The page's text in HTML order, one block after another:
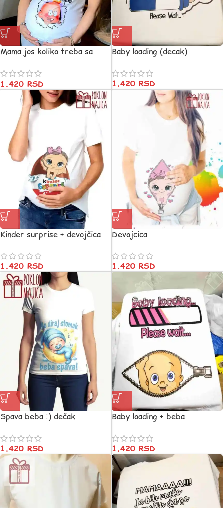
Mama jos koliko treba sa
1.420 RSD
Baby loading (decak)
1.420 RSD
Kinder surprise + devojčica
1.420 RSD
Devojcica
1.420 RSD
Spava beba :) dečak
1.420 RSD
Baby loading + beba
1.420 RSD